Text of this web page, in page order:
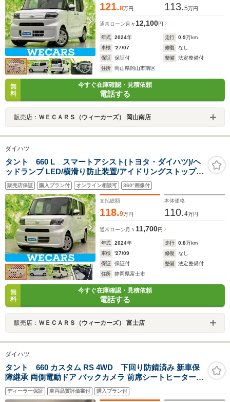
121.8万円 113.5万円
通常ローン 月々 12,100円
年式 2024年 走行 0.9万km
車検
'27/07 修復
なし
保証
保証付 整備
法定整備付
住所
岡山県岡山市南区
無
料
今すぐ在庫確認・見積依頼
電話する
販売店： ＷＥＣＡＲＳ（ウィーカーズ） 岡山南店
ダイハツ
タント 660 L スマートアシスト(トヨタ・ダイハツ)/ヘ
ッドランプ LED/横滑り防止装置/アイドリングストップ/
禁煙車/エアバッグ 運転席/エアバッグ 助手席/エアバッグ
サイド/パワーウインドウ
販売店保証 購入プラン付 オンライン相談可 360°画像付
支払総額
118.9万円
本体価格
110.4万円
通常ローン 月々 11,700円
年式 2024年 走行 0.8万km
車検
'27/09 修復
なし
保証
保証付 整備
法定整備付
住所
静岡県富士市
無
料
今すぐ在庫確認・見積依頼
電話する
販売店： ＷＥＣＡＲＳ（ウィーカーズ） 富士店
ダイハツ
タント 660 カスタム RS 4WD 下回り防錆済み 新車保
障継承 両側電動ドア バックカメラ 前席シートヒーター
衝突被害軽減ブレーキ 障害物センサー
ディーラー保証 車両品質評価書付 購入プラン付